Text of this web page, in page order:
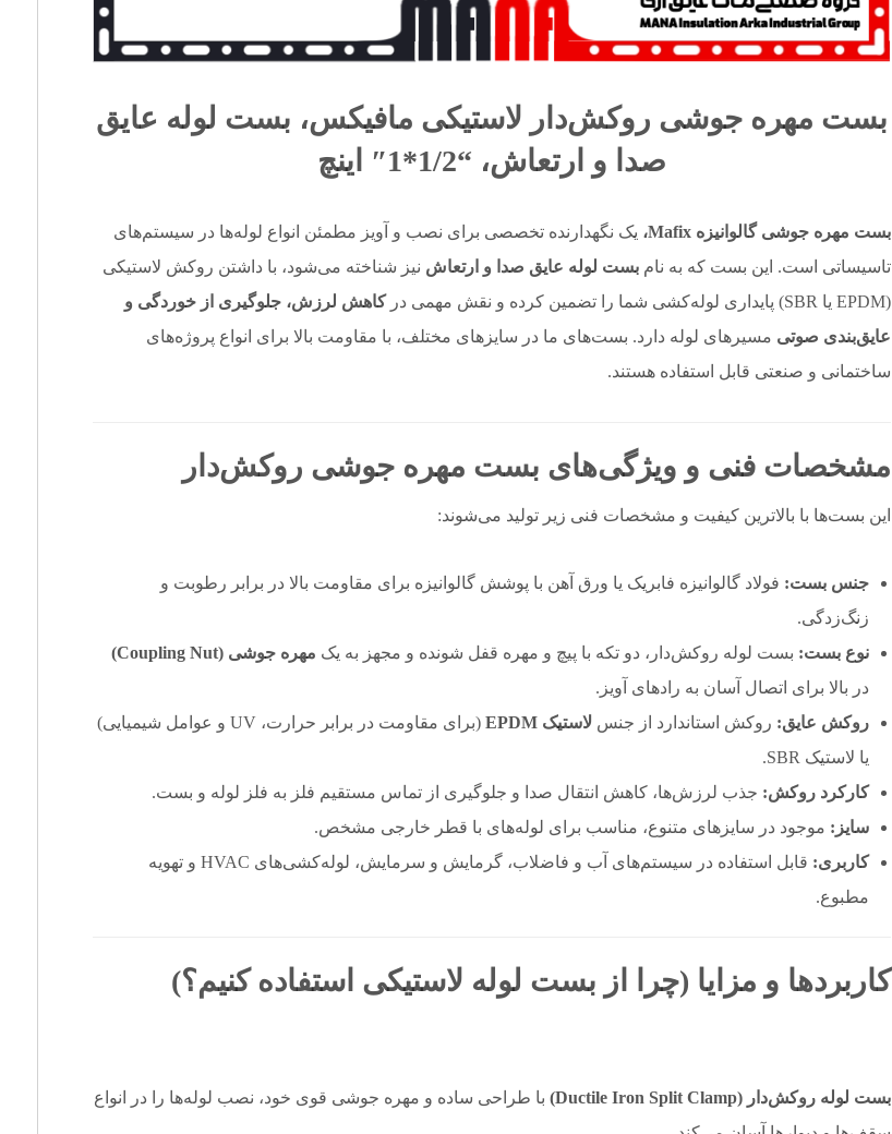
بست مهره جوشی روکش‌دار لاستیکی مافیکس، بست لوله عایق
صدا و ارتعاش، “1/2*1″ اینچ
بست مهره جوشی گالوانیزه Mafix،
یک نگهدارنده تخصصی برای نصب و آویز مطمئن انواع لوله‌ها در سیستم‌های
تاسیساتی است. این بست که به نامبست لوله عایق صدا و ارتعاش نیز شناخته می‌شود، با داشتن روکش لاستیکی
(EPDM یا SBR) پایداری لوله‌کشی شما را تضمین کرده و نقش مهمی در
کاهش لرزش، جلوگیری از خوردگی و
عایق‌بندی صوتی مسیرهای لوله دارد. بست‌های ما در سایزهای مختلف، با مقاومت بالا برای انواع پروژه‌های
ساختمانی و صنعتی قابل استفاده هستند.
مشخصات فنی و ویژگی‌های بست مهره جوشی روکش‌دار
این بست‌ها با بالاترین کیفیت و مشخصات فنی زیر تولید می‌شوند:
جنس بست: فولاد گالوانیزه فابریک یا ورق آهن با پوشش گالوانیزه برای مقاومت بالا در برابر رطوبت و
زنگ‌زدگی.
نوع بست: بست لوله روکش‌دار، دو تکه با پیچ و مهره قفل شونده و مجهز به یک مهره جوشی (Coupling Nut
)
در بالا برای اتصال آسان به رادهای آویز.
روکش عایق: روکش استاندارد از جنسلاستیک EPDM
(برای مقاومت در برابر حرارت، UV و عوامل شیمیایی)
یا لاستیک SBR.
کارکرد روکش: جذب لرزش‌ها، کاهش انتقال صدا و جلوگیری از تماس مستقیم فلز به فلز لوله و بست.
سایز: موجود در سایزهای متنوع، مناسب برای لوله‌های با قطر خارجی مشخص.
کاربری:
قابل استفاده در سیستم‌های آب و فاضلاب، گرمایش و سرمایش، لوله‌کشی‌های HVAC و تهویه
مطبوع.
کاربردها و مزایا (چرا از بست لوله لاستیکی استفاده کنیم؟)
بست لوله روکش‌دار (Ductile Iron Split Clamp)
با طراحی ساده و مهره جوشی قوی خود، نصب لوله‌ها را در انواع